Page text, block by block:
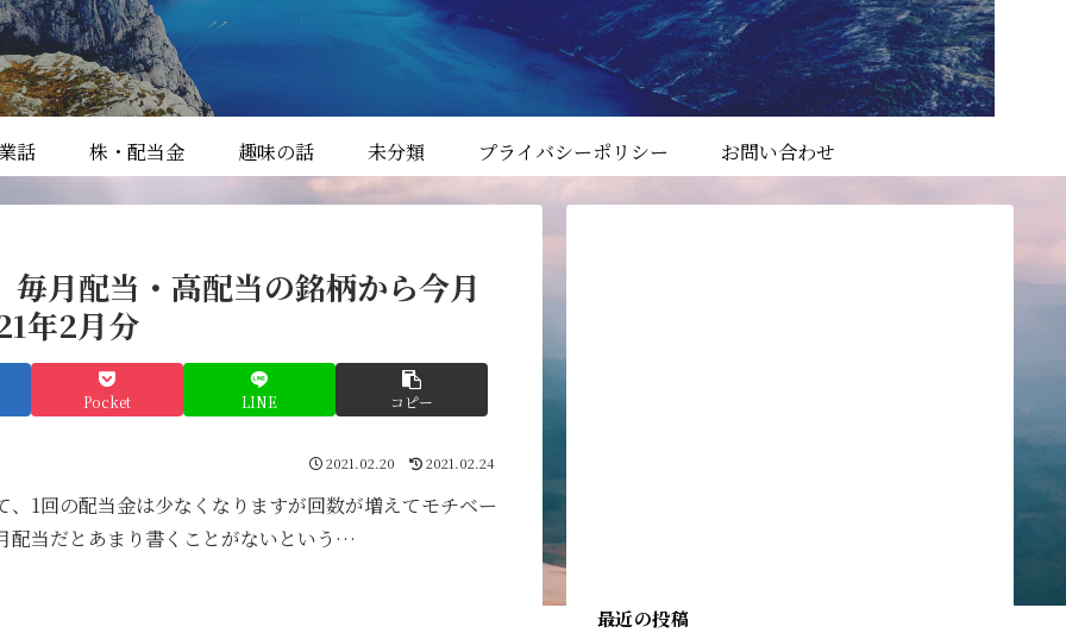
話 株・配当金 趣味の話 未分類 プライバシーポリシー お問い合わせ
月配当・高配当の銘柄から今月
年2月分
Pocket LINE コピー
2021.02.20 2021.02.24
1回の配当金は少なくなりますが回数が増えてモチベー
配当だとあまり書くことがないという…
最近の投稿